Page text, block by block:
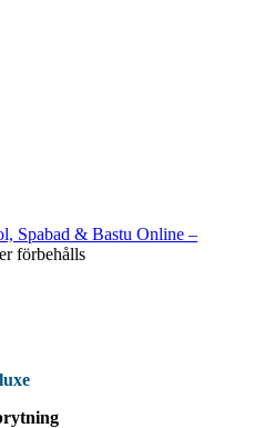
Spabad & Bastu Online –
förbehålls